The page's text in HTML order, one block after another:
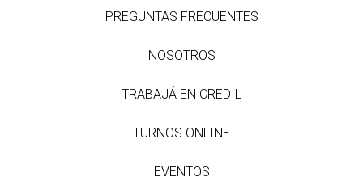
PREGUNTAS FRECUENTES
NOSOTROS
TRABAJÁ EN CREDIL
TURNOS ONLINE
EVENTOS